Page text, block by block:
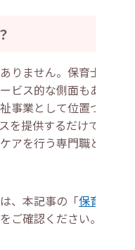
りません。保育士の仕
ビス的な側面もありま
事業として位置づけら
を提供するだけでな
アを行う専門職として
、本記事の「保育士の
ご確認ください。